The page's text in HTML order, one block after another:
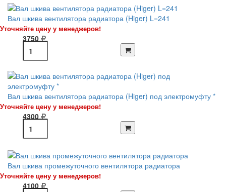
Вал шкива вентилятора радиатора (Higer) L=241
Уточняйте цену у менеджеров!
3750
Вал шкива вентилятора радиатора (Higer) под электромуфту *
Уточняйте цену у менеджеров!
4300
Вал шкива промежуточного вентилятора радиатора
Уточняйте цену у менеджеров!
4100